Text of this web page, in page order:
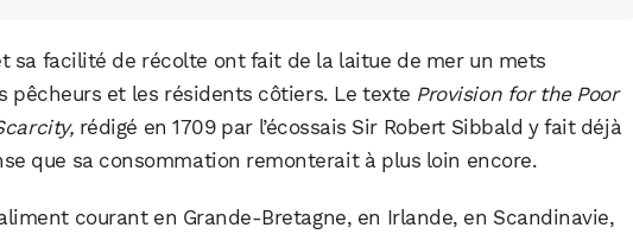
sa facilité de récolte ont fait de la laitue de mer un mets
pêcheurs et les résidents côtiers. Le texte Provision for the Poor
rédigé en 1709 par l’écossais Sir Robert Sibbald y fait déjà
que sa consommation remonterait à plus loin encore.
courant en Grande-Bretagne, en Irlande, en Scandinavie,